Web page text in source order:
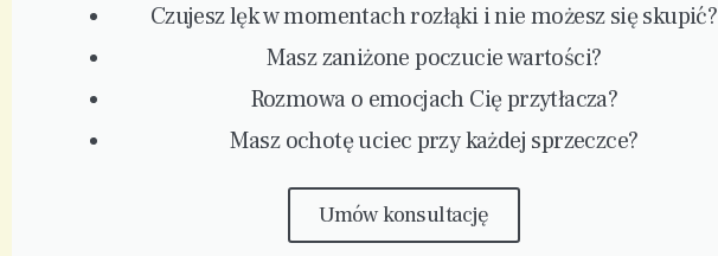
Czujesz lęk w momentach rozłąki i nie możesz się skupić?
Masz zaniżone poczucie wartości?
Rozmowa o emocjach Cię przytłacza?
Masz ochotę uciec przy każdej sprzeczce?
Umów konsultację